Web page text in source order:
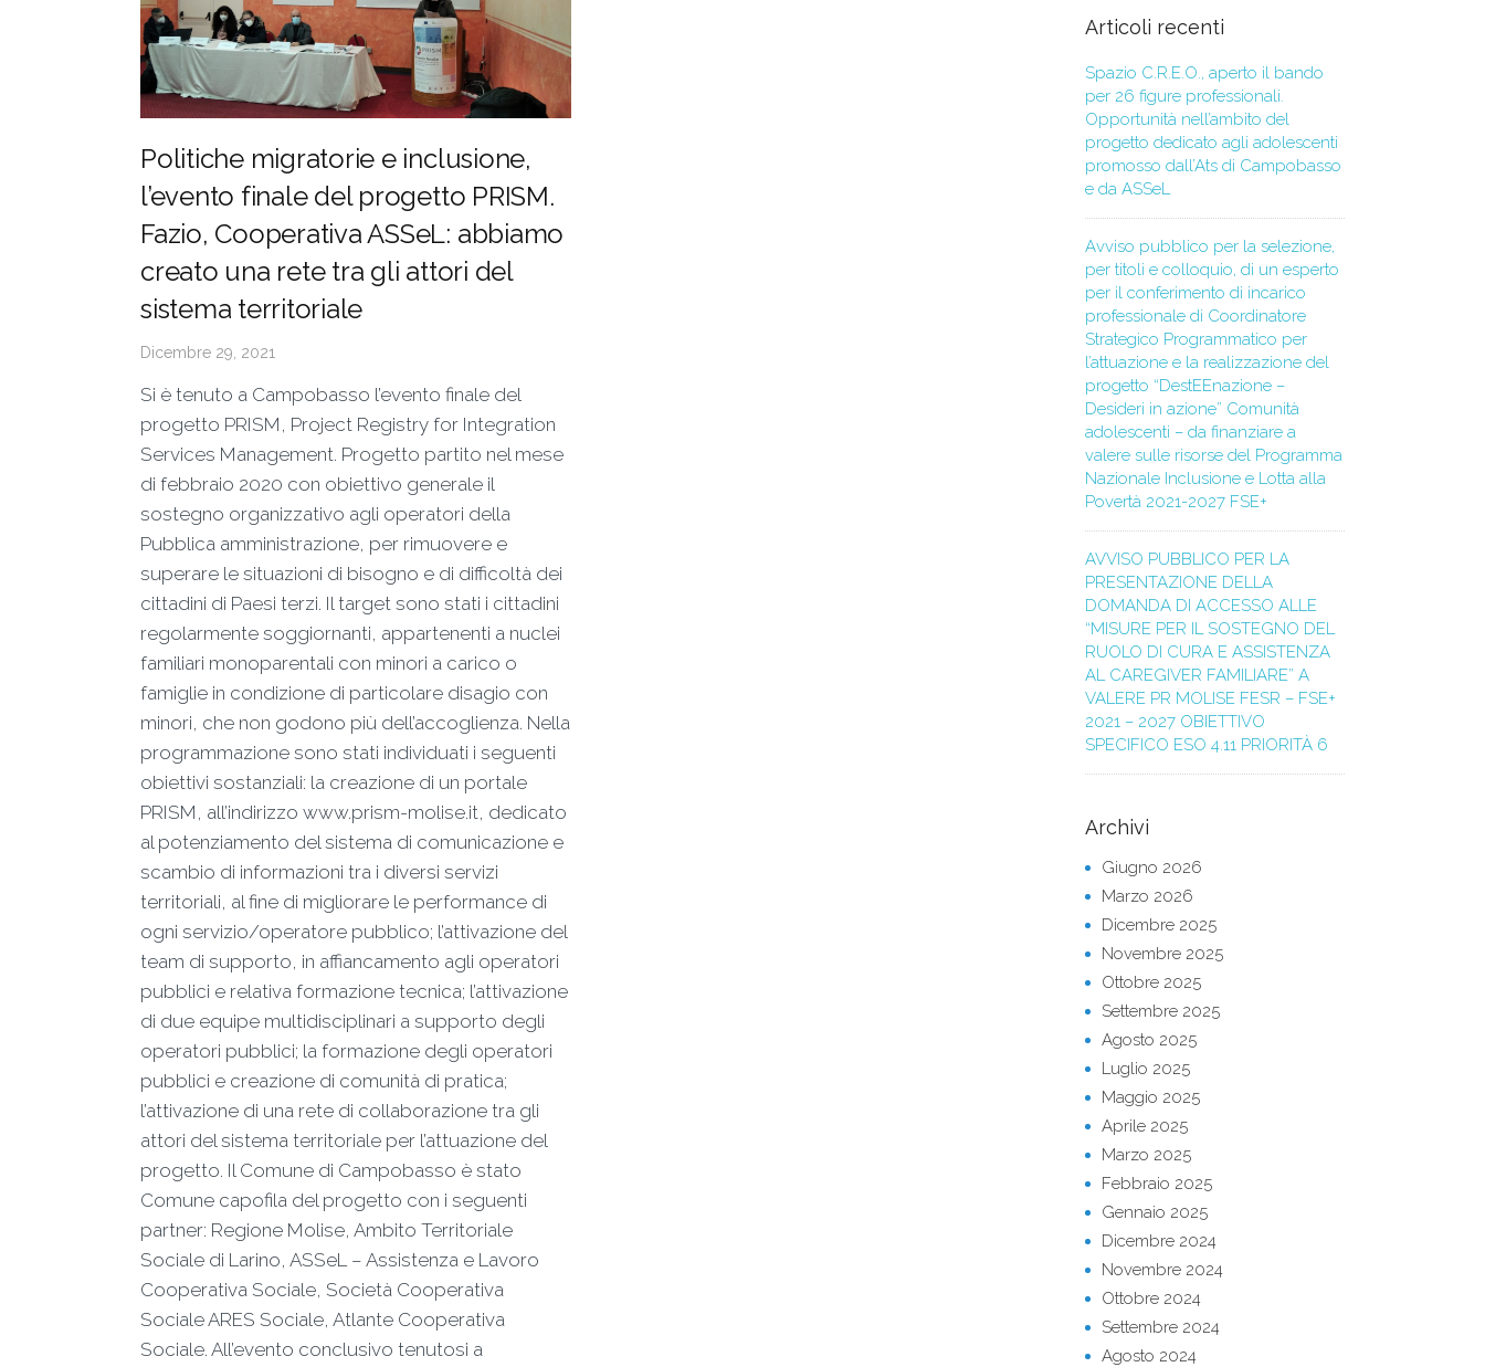
Politiche migratorie e inclusione,
l’evento finale del progetto PRISM.
Fazio, Cooperativa ASSeL: abbiamo
creato una rete tra gli attori del
sistema territoriale
Dicembre 29, 2021
Si è tenuto a Campobasso l’evento finale del
progetto PRISM, Project Registry for Integration
Services Management. Progetto partito nel mese
di febbraio 2020 con obiettivo generale il
sostegno organizzativo agli operatori della
Pubblica amministrazione, per rimuovere e
superare le situazioni di bisogno e di difficoltà dei
cittadini di Paesi terzi. Il target sono stati i cittadini
regolarmente soggiornanti, appartenenti a nuclei
familiari monoparentali con minori a carico o
famiglie in condizione di particolare disagio con
minori, che non godono più dell’accoglienza. Nella
programmazione sono stati individuati i seguenti
obiettivi sostanziali: la creazione di un portale
PRISM, all’indirizzo www.prism-molise.it, dedicato
al potenziamento del sistema di comunicazione e
scambio di informazioni tra i diversi servizi
territoriali, al fine di migliorare le performance di
ogni servizio/operatore pubblico; l’attivazione del
team di supporto, in affiancamento agli operatori
pubblici e relativa formazione tecnica; l’attivazione
di due equipe multidisciplinari a supporto degli
operatori pubblici; la formazione degli operatori
pubblici e creazione di comunità di pratica;
l’attivazione di una rete di collaborazione tra gli
attori del sistema territoriale per l’attuazione del
progetto. Il Comune di Campobasso è stato
Comune capofila del progetto con i seguenti
partner: Regione Molise, Ambito Territoriale
Sociale di Larino, ASSeL – Assistenza e Lavoro
Cooperativa Sociale, Società Cooperativa
Sociale ARES Sociale, Atlante Cooperativa
Sociale. All’evento conclusivo tenutosi a
Articoli recenti
Spazio C.R.E.O., aperto il bando
per 26 figure professionali.
Opportunità nell’ambito del
progetto dedicato agli adolescenti
promosso dall’Ats di Campobasso
e da ASSeL
Avviso pubblico per la selezione,
per titoli e colloquio, di un esperto
per il conferimento di incarico
professionale di Coordinatore
Strategico Programmatico per
l’attuazione e la realizzazione del
progetto “DestEEnazione –
Desideri in azione” Comunità
adolescenti – da finanziare a
valere sulle risorse del Programma
Nazionale Inclusione e Lotta alla
Povertà 2021-2027 FSE+
AVVISO PUBBLICO PER LA
PRESENTAZIONE DELLA
DOMANDA DI ACCESSO ALLE
“MISURE PER IL SOSTEGNO DEL
RUOLO DI CURA E ASSISTENZA
AL CAREGIVER FAMILIARE” A
VALERE PR MOLISE FESR – FSE+
2021 – 2027 OBIETTIVO
SPECIFICO ESO 4.11 PRIORITÀ 6
Archivi
Giugno 2026
Marzo 2026
Dicembre 2025
Novembre 2025
Ottobre 2025
Settembre 2025
Agosto 2025
Luglio 2025
Maggio 2025
Aprile 2025
Marzo 2025
Febbraio 2025
Gennaio 2025
Dicembre 2024
Novembre 2024
Ottobre 2024
Settembre 2024
Agosto 2024